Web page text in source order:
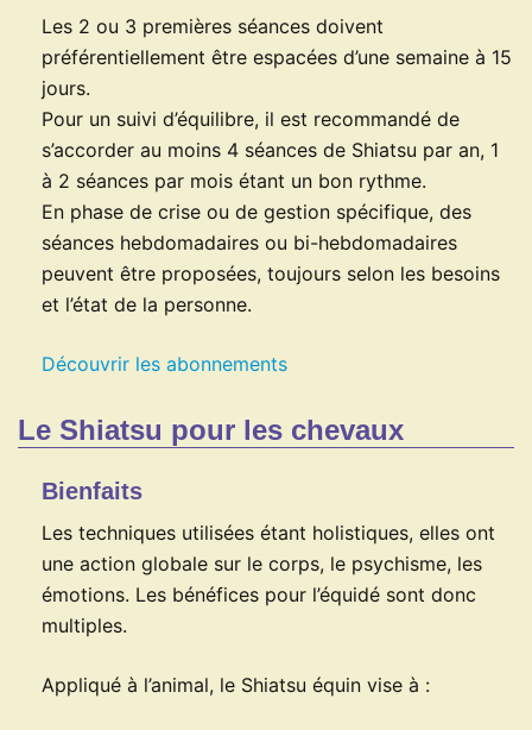
Les 2 ou 3 premières séances doivent
préférentiellement être espacées d’une semaine à 15
jours.
Pour un suivi d’équilibre, il est recommandé de
s’accorder au moins 4 séances de Shiatsu par an, 1
à 2 séances par mois étant un bon rythme.
En phase de crise ou de gestion spécifique, des
séances hebdomadaires ou bi-hebdomadaires
peuvent être proposées, toujours selon les besoins
et l’état de la personne.
Découvrir les abonnements
Le Shiatsu pour les chevaux
Bienfaits
Les techniques utilisées étant holistiques, elles ont
une action globale sur le corps, le psychisme, les
émotions. Les bénéfices pour l’équidé sont donc
multiples.
Appliqué à l’animal, le Shiatsu équin vise à :